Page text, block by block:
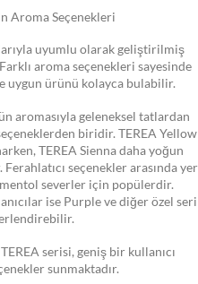
Aroma Seçenekleri
uyumlu olarak geliştirilmiş
aroma seçenekleri sayesinde
uygun ürünü kolayca bulabilir.
aromasıyla geleneksel tatlardan
biridir. TEREA Yellow
TEREA Sienna daha yoğun
seçenekler arasında yer
severler için popülerdir.
ise Purple ve diğer özel seri
serisi, geniş bir kullanıcı
sunmaktadır.